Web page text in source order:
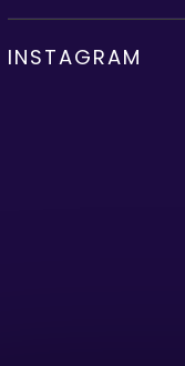
INSTAGRAM